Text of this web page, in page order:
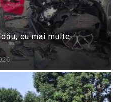
cu mai multe